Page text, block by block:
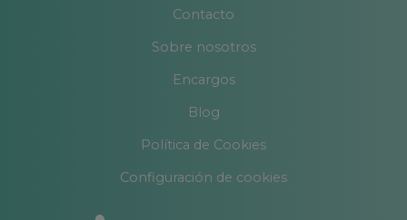
Contacto
Sobre nosotros
Encargos
Blog
Política de Cookies
Configuración de cookies